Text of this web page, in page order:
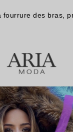
fourrure des bras,